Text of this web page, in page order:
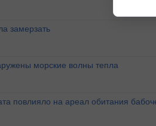
замерзать
морские волны тепла
повлияло на ареал обитания